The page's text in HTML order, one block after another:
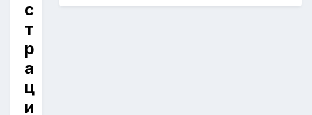
с
т
р
а
ц
и